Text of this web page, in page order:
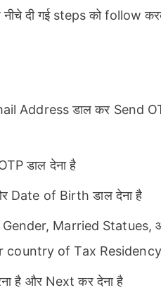
दी गई steps को follow
Address डाल कर Send
डाल देना है
Date of Birth डाल देना है
Married Statues,
country of Tax Residency
है और Next कर देना है